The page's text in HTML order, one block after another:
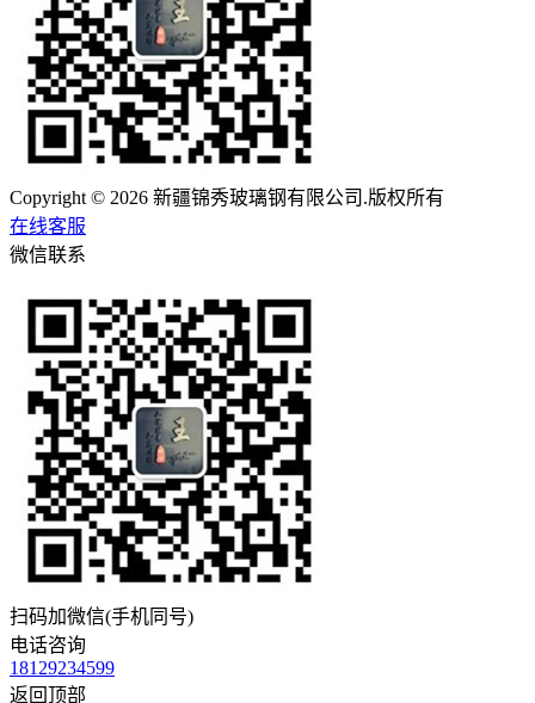
Copyright © 2026 新疆锦秀玻璃钢有限公司.版权所有
在线客服
微信联系
扫码加微信(手机同号)
电话咨询
18129234599
返回顶部